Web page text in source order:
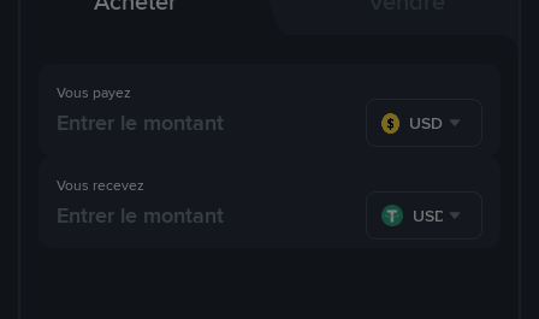
Vous payez
USD
Vous recevez
USDT